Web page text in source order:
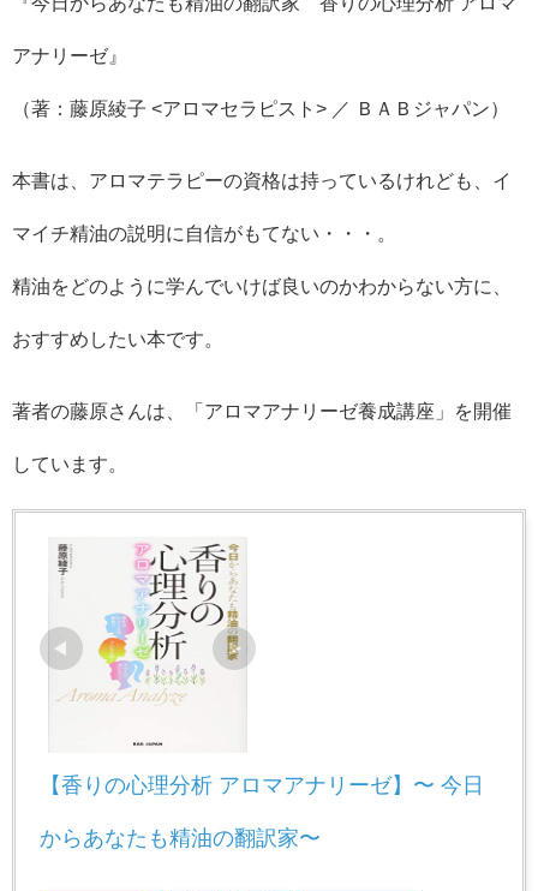
アナリーゼ』
（著：藤原綾子 <アロマセラピスト> ／ ＢＡＢジャパン）
本書は、アロマテラピーの資格は持っているけれども、イ
マイチ精油の説明に自信がもてない・・・。
精油をどのように学んでいけば良いのかわからない方に、
おすすめしたい本です。
著者の藤原さんは、「アロマアナリーゼ養成講座」を開催
しています。
【香りの心理分析 アロマアナリーゼ】〜 今日
からあなたも精油の翻訳家〜